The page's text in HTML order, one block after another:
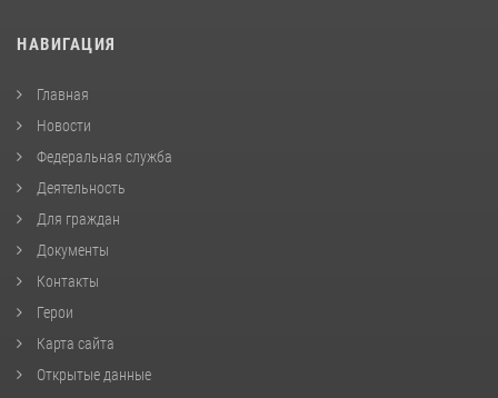
НАВИГАЦИЯ
Главная
Новости
Федеральная служба
Деятельность
Для граждан
Документы
Контакты
Герои
Карта сайта
Открытые данные